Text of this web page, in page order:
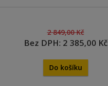
2 849,00 Kč
Bez DPH: 2 385,00 Kč
Do košíku